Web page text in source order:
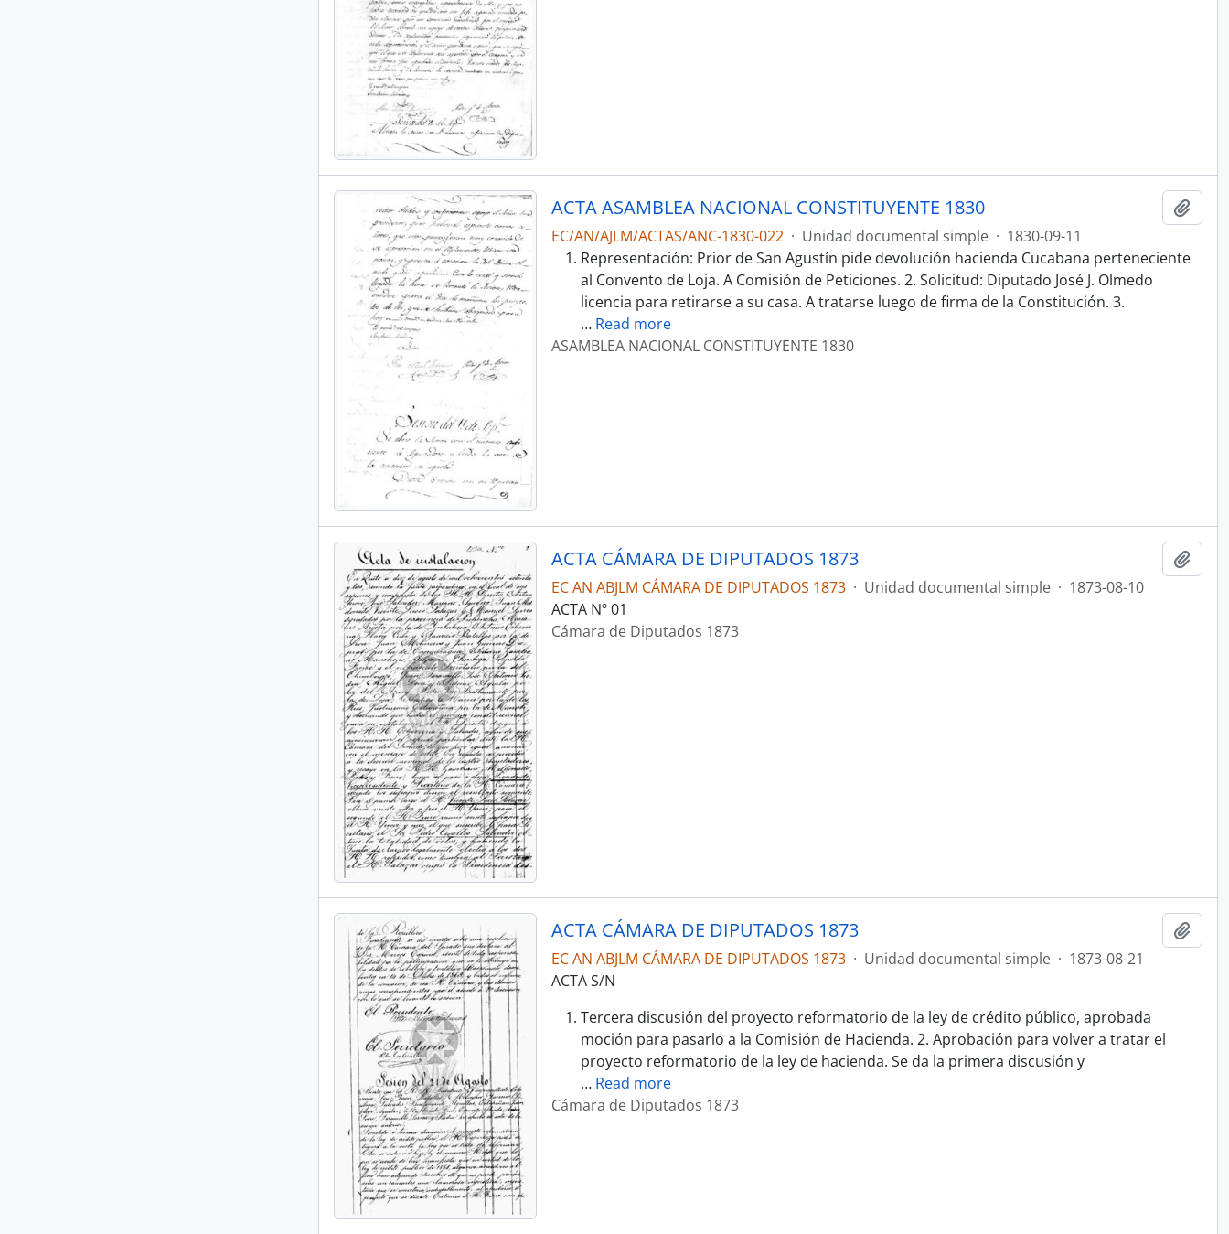
ACTA ASAMBLEA NACIONAL CONSTITUYENTE 1830
EC/AN/AJLM/ACTAS/ANC-1830-022 · Unidad documental simple · 1830-09-11
Representación: Prior de San Agustín pide devolución hacienda Cucabana perteneciente
al Convento de Loja. A Comisión de Peticiones. 2. Solicitud: Diputado José J. Olmedo
licencia para retirarse a su casa. A tratarse luego de firma de la Constitución. 3.
… Read more
ASAMBLEA NACIONAL CONSTITUYENTE 1830
ACTA CÁMARA DE DIPUTADOS 1873
EC AN ABJLM CÁMARA DE DIPUTADOS 1873 · Unidad documental simple · 1873-08-10
ACTA Nº 01
Cámara de Diputados 1873
ACTA CÁMARA DE DIPUTADOS 1873
EC AN ABJLM CÁMARA DE DIPUTADOS 1873 · Unidad documental simple · 1873-08-21
ACTA S/N
Tercera discusión del proyecto reformatorio de la ley de crédito público, aprobada
moción para pasarlo a la Comisión de Hacienda. 2. Aprobación para volver a tratar el
proyecto reformatorio de la ley de hacienda. Se da la primera discusión y
… Read more
Cámara de Diputados 1873